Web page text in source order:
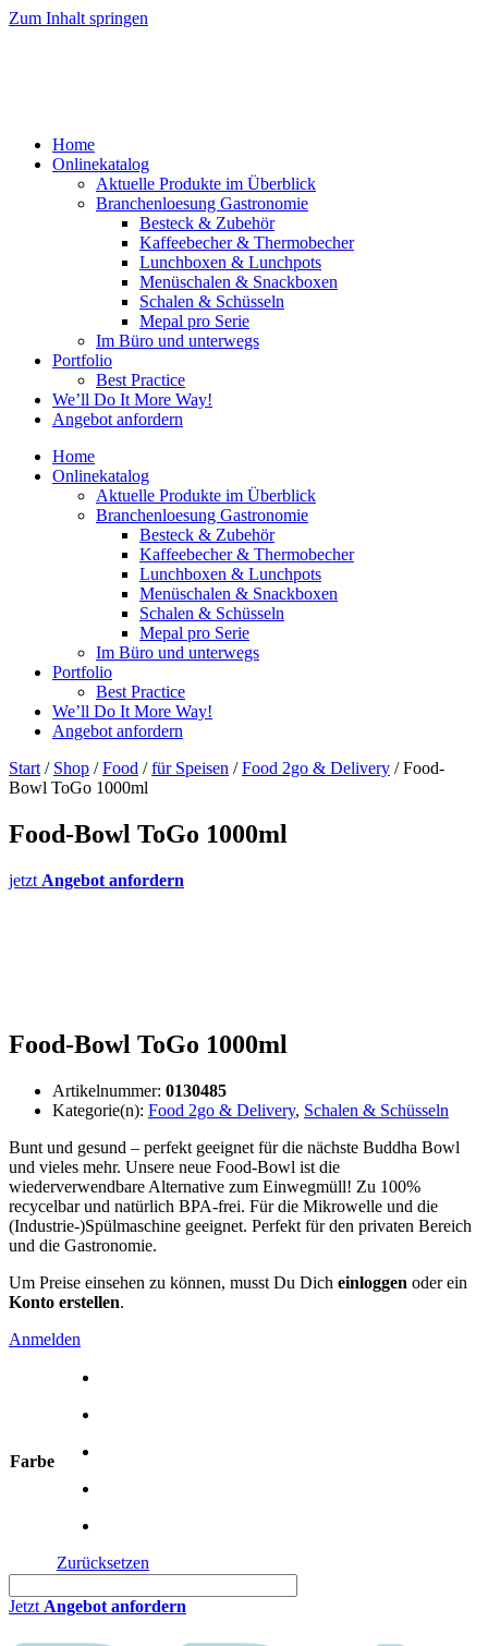
Zum Inhalt springen
Home
Onlinekatalog
Aktuelle Produkte im Überblick
Branchenloesung Gastronomie
Besteck & Zubehör
Kaffeebecher & Thermobecher
Lunchboxen & Lunchpots
Menüschalen & Snackboxen
Schalen & Schüsseln
Mepal pro Serie
Im Büro und unterwegs
Portfolio
Best Practice
We’ll Do It More Way!
Angebot anfordern
Home
Onlinekatalog
Aktuelle Produkte im Überblick
Branchenloesung Gastronomie
Besteck & Zubehör
Kaffeebecher & Thermobecher
Lunchboxen & Lunchpots
Menüschalen & Snackboxen
Schalen & Schüsseln
Mepal pro Serie
Im Büro und unterwegs
Portfolio
Best Practice
We’ll Do It More Way!
Angebot anfordern
Start / Shop /Food /für Speisen /Food 2go & Delivery / Food-
Bowl ToGo 1000ml
Food-Bowl ToGo 1000ml
jetzt Angebot anfordern
Food-Bowl ToGo 1000ml
Artikelnummer: 0130485
Kategorie(n): Food 2go & Delivery, Schalen & Schüsseln
Bunt und gesund – perfekt geeignet für die nächste Buddha Bowl
und vieles mehr. Unsere neue Food-Bowl ist die
wiederverwendbare Alternative zum Einwegmüll! Zu 100%
recycelbar und natürlich BPA-frei. Für die Mikrowelle und die
(Industrie-)Spülmaschine geeignet. Perfekt für den privaten Bereich
und die Gastronomie.
Um Preise einsehen zu können, musst Du Dich einloggen oder ein
Konto erstellen.
Anmelden
Farbe
Zurücksetzen
Jetzt Angebot anfordern